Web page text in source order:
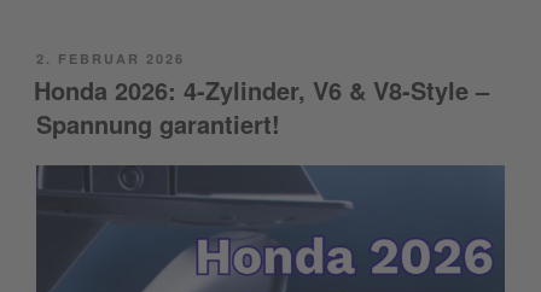
POSTED
ON
2. FEBRUAR 2026
Honda 2026: 4-Zylinder, V6 & V8-Style –
Spannung garantiert!